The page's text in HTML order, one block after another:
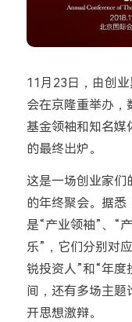
11月23日，由创
会在京隆重举办，
基金领袖和知名媒
的最终出炉。
这是一场创业家们
的年终聚会。据悉
是“产业领袖”、“
乐”，它们分别对
锐投资人”和“年
间，还有多场主题
开思想激辩。